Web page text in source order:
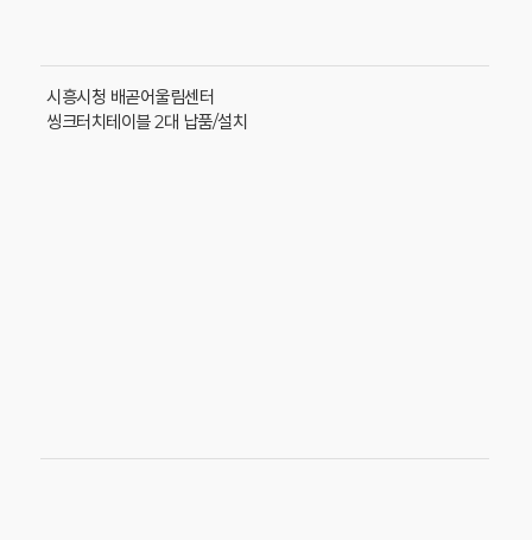
시흥시청 배곧어울림센터
씽크터치테이블 2대 납품/설치